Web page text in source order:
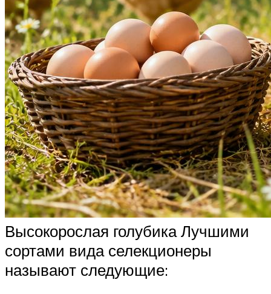
Высокорослая голубика Лучшими
сортами вида селекционеры
называют следующие: